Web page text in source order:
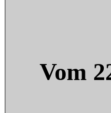
Vom